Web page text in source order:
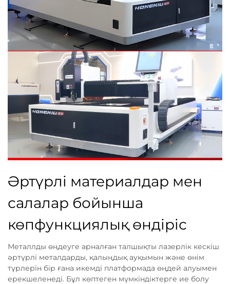
Әртүрлі материалдар мен
салалар бойынша
көпфункциялық өндіріс
Металлды өңдеуге арналған талшықты лазерлік кескіш
әртүрлі металдарды, қалыңдық ауқымын және өнім
түрлерін бір ғана икемді платформада өңдей алуымен
ерекшеленеді. Бұл көптеген мүмкіндіктерге ие болу